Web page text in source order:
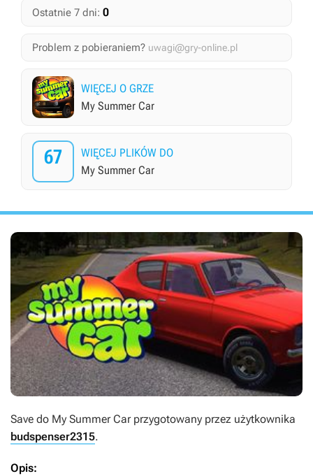
Ostatnie 7 dni: 0
Problem z pobieraniem? uwagi@gry-online.pl
WIĘCEJ O GRZE
My Summer Car
67
WIĘCEJ PLIKÓW DO
My Summer Car
Save do My Summer Carprzygotowany przez użytkownika
budspenser2315.
Opis: